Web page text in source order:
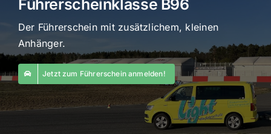
Führerscheinklasse B96
Der Führerschein mit zusätzlichem, kleinen
Anhänger.
Jetzt zum Führerschein anmelden!